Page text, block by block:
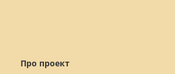
Про проект